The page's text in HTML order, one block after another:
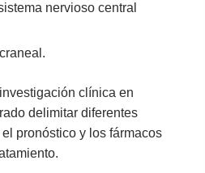
nervioso central
clínica en
delimitar diferentes
pronóstico y los fármacos